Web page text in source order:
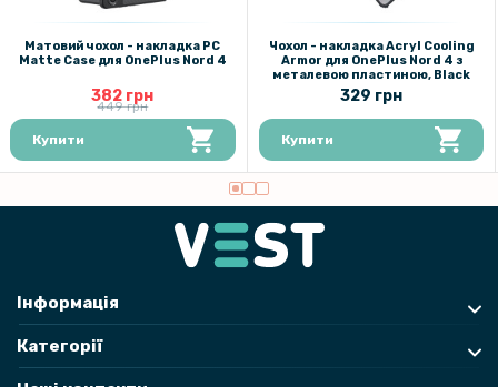
Захисне скло Full Screen Tempered Glass для OnePlus Nord 4, Black
Захисне скло Privacy Screen для OnePlus Nord 4, Black
135 грн
159 грн
Матовий чохол - накладка PC
Matte Case для OnePlus Nord 4
382 грн
449 грн
Купити
Чохол - накладка Acryl Cooling
Armor для OnePlus Nord 4 з
металевою пластиною, Black
329 грн
Купити
Інформація
Категорії